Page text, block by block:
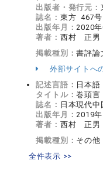
出版者・発行元：
誌名： 東方 467号
出版年月：2020年
著者： 西村 正男
掲載種別：書評論
外部サイトへ
記述言語： 日本語
タイトル：巻頭
誌名： 日本現代
出版年月：2019年
著者： 西村 正男
掲載種別： その他
全件表示 >>